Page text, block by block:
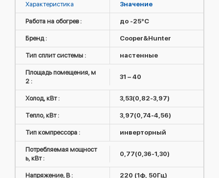
Характеристика Значение
Работа на обогрев : до -25°C
Бренд : Cooper&Hunter
Тип сплит системы : настенные
Площадь помещения, м
2 :
31 – 40
Холод, кВт : 3,53(0,82-3,97)
Тепло, кВт : 3,97(0,74-4,56)
Тип компрессора : инверторный
Потребляемая мощност
ь, кВт :
0,77(0,36-1,30)
Напряжение, В : 220 (1ф, 50Гц)